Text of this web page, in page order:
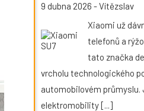
9 dubna 2026 -Vítězslav
Xiaomi už
telefonů a
tato značka
vrcholu technologického
automobilovém
elektromobility[...]